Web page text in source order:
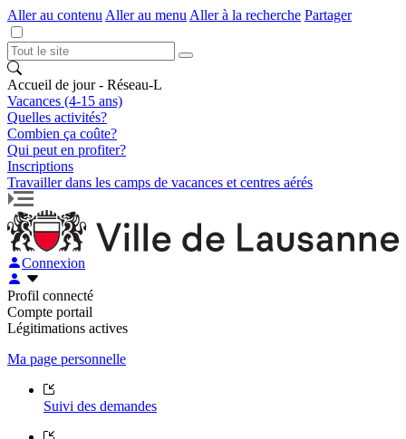
Aller au contenu Aller au menu Aller à la recherche Partager
Accueil de jour - Réseau-L
Vacances (4-15 ans)
Quelles activités?
Combien ça coûte?
Qui peut en profiter?
Inscriptions
Travailler dans les camps de vacances et centres aérés
Connexion
Profil connecté
Compte portail
Légitimations actives
Ma page personnelle
Suivi des demandes